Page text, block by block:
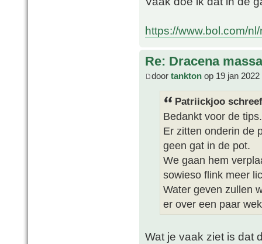
https://www.bol.com/
Re: Dracena
door tankton op 19 jan 2022
Patriickjoo
Bedankt voor de tips.
Er zitten onderin de
geen gat in de pot.
We gaan hem
sowieso flink meer
Water geven zullen
er over een paar
Wat je vaak ziet is dat